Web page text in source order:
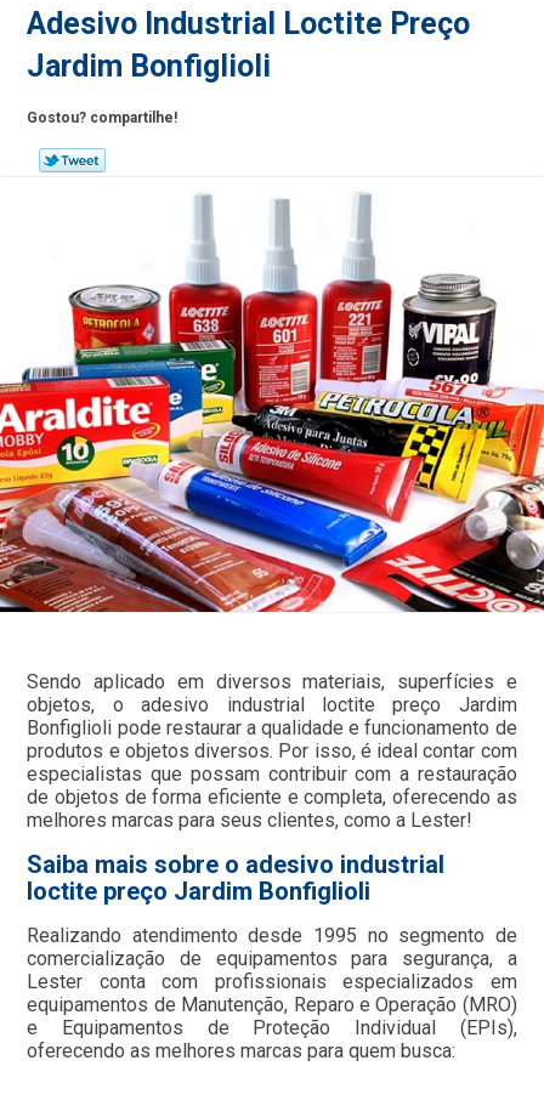
Adesivo Industrial Loctite Preço
Jardim Bonfiglioli
Gostou? compartilhe!
Sendo aplicado em diversos materiais, superfícies e
objetos, o adesivo industrial loctite preço Jardim
Bonfiglioli pode restaurar a qualidade e funcionamento de
produtos e objetos diversos. Por isso, é ideal contar com
especialistas que possam contribuir com a restauração
de objetos de forma eficiente e completa, oferecendo as
melhores marcas para seus clientes, como a Lester!
Saiba mais sobre o adesivo industrial
loctite preço Jardim Bonfiglioli
Realizando atendimento desde 1995 no segmento de
comercialização de equipamentos para segurança, a
Lester conta com profissionais especializados em
equipamentos de Manutenção, Reparo e Operação (MRO)
e Equipamentos de Proteção Individual (EPIs),
oferecendo as melhores marcas para quem busca: